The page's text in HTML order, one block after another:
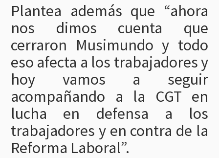
Plantea además que “ahora
nos dimos cuenta que
cerraron Musimundo y todo
eso afecta a los trabajadores y
hoy vamos a seguir
acompañando a la CGT en
lucha en defensa a los
trabajadores y en contra de la
Reforma Laboral”.